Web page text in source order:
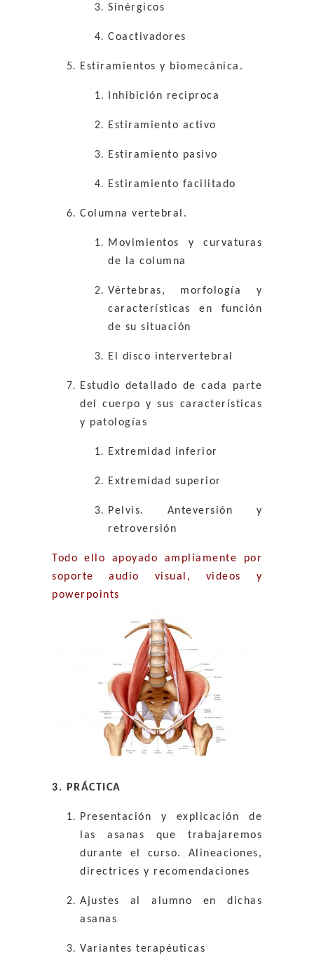
Sinérgicos
Coactivadores
Estiramientos y biomecánica.
Inhibición reciproca
Estiramiento activo
Estiramiento pasivo
Estiramiento facilitado
Columna vertebral.
Movimientos y curvaturas
de la columna
Vértebras, morfología y
características en función
de su situación
El disco intervertebral
Estudio detallado de cada parte
del cuerpo y sus características
y patologías
Extremidad inferior
Extremidad superior
Pelvis. Anteversión y
retroversión
Todo ello apoyado ampliamente por
soporte audio visual, videos y
powerpoints
3. PRÁCTICA
Presentación y explicación de
las asanas que trabajaremos
durante el curso. Alineaciones,
directrices y recomendaciones
Ajustes al alumno en dichas
asanas
Variantes terapéuticas